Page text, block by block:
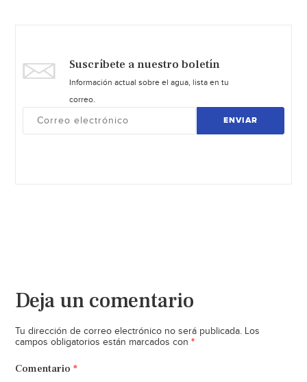
Suscríbete a nuestro boletín
Información actual sobre el agua, lista en tu
correo.
ENVIAR
Deja un comentario
Tu dirección de correo electrónico no será publicada. Los
campos obligatorios están marcados con *
Comentario *